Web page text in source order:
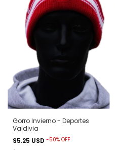
Gorro Invierno - Deportes
Valdivia
$5.25 USD -50% OFF